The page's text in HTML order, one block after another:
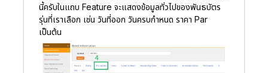
นี้ครับในแถบ Feature จะแสดงข้อมูลทั่วไปของพันธบัตร
รุ่นที่เราเลือก เช่น วันที่ออก วันครบกำหนด ราคา Par
เป็นต้น